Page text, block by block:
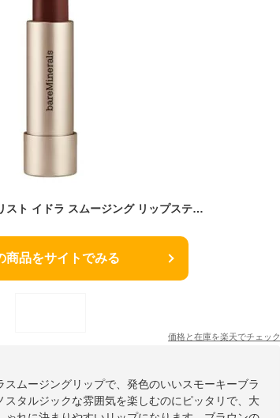
ベアミネラル ミネラリスト イドラ スムージング リップスティック インテグリティ（スモーキー ブラウン） 本体/リッチな発色となめらかな塗り心地/天然香料 3.6g 口紅・リップグロス アットコスメ 正規品 _23Sep
商品をサイトでみる
価格と在庫を楽天でチェック
ムージングリップで、発色のいいスモーキーブラ
タルジックな雰囲気を楽しむのにピッタリで、大